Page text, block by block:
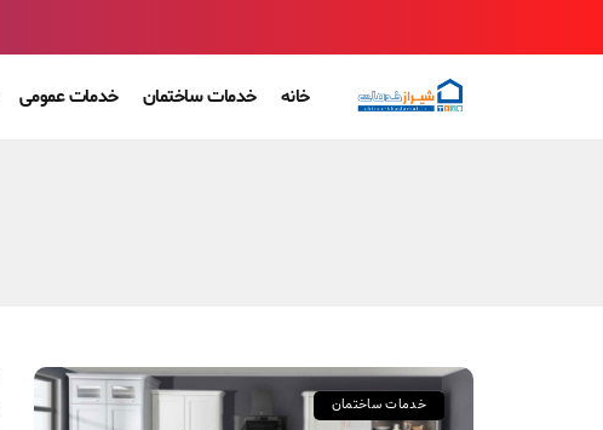
خانه خدمات ساختمان خدمات عمومی
خدمات ساختمان